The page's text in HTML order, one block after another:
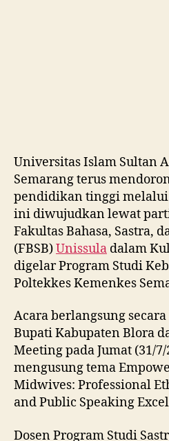
digelar Program Studi
Poltekkes Kemenkes
Acara berlangsung secara
Bupati Kabupaten Blora
Meeting pada Jumat (31/
mengusung tema
Midwives: Professional
Dosen Program Studi
FBSBUnissula, Erna
hadir langsung sebagai
Dalam paparannya, Erna
aspek utama: etika